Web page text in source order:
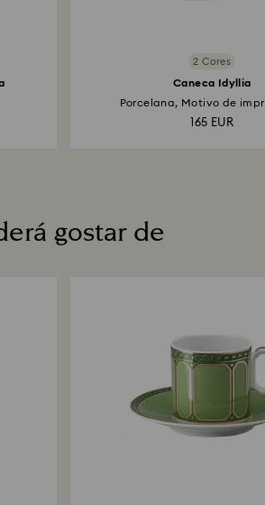
2 Cores
Caneca Idyllia
Porcelana, Motivo de
165 EUR
gostar de